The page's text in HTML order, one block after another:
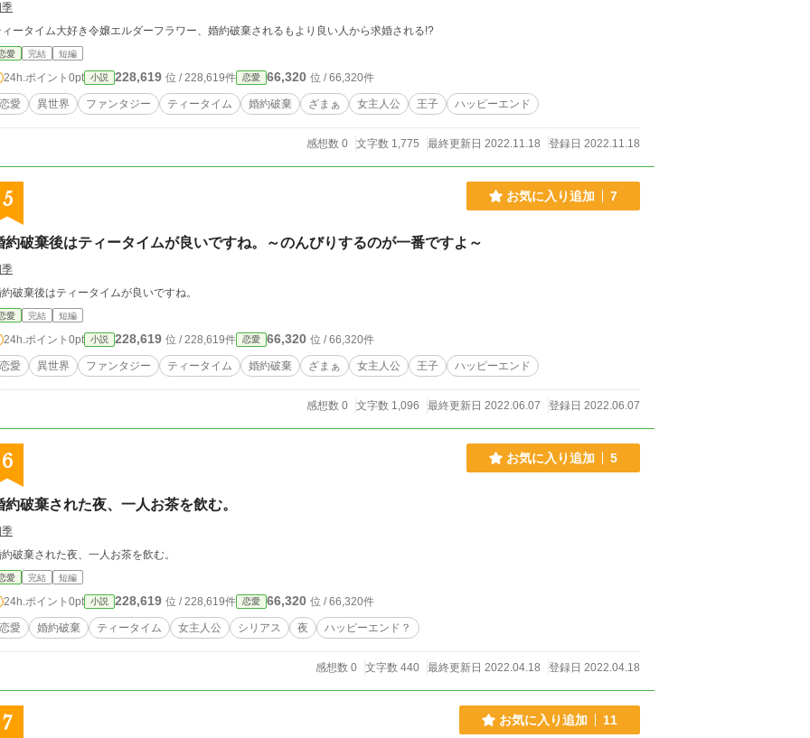
ータイム大好き令嬢エルダーフラワー、婚約破棄されるもより良い人から求婚される!?
愛 完結 短編
24h.ポイント 0pt 小説 228,619 位 / 228,619件 恋愛 66,320 位 / 66,320件
恋愛 異世界 ファンタジー ティータイム 婚約破棄 ざまぁ 女主人公 王子 ハッピーエンド
感想数 0 文字数 1,775 最終更新日 2022.11.18 登録日 2022.11.18
5 お気に入り追加 7
約破棄後はティータイムが良いですね。～のんびりするのが一番ですよ～
破棄後はティータイムが良いですね。
愛 完結 短編
24h.ポイント 0pt 小説 228,619 位 / 228,619件 恋愛 66,320 位 / 66,320件
恋愛 異世界 ファンタジー ティータイム 婚約破棄 ざまぁ 女主人公 王子 ハッピーエンド
感想数 0 文字数 1,096 最終更新日 2022.06.07 登録日 2022.06.07
6 お気に入り追加 5
約破棄された夜、一人お茶を飲む。
破棄された夜、一人お茶を飲む。
愛 完結 短編
24h.ポイント 0pt 小説 228,619 位 / 228,619件 恋愛 66,320 位 / 66,320件
恋愛 婚約破棄 ティータイム 女主人公 シリアス 夜 ハッピーエンド？
感想数 0 文字数 440 最終更新日 2022.04.18 登録日 2022.04.18
7 お気に入り追加 11